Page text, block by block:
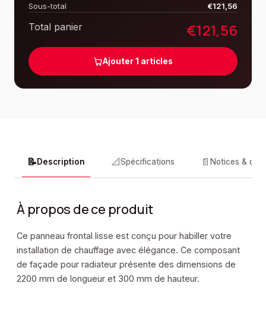
Sous-total
€121,56
Total panier €121,56
Ajouter1 articles
📝Description 📐Spécifications 📄 Notices &
À propos de ce produit
Ce panneau frontal lisse est conçu pour habiller votre
installation de chauffage avec élégance. Ce composant
de façade pour radiateur présente des dimensions de
2200 mm de longueur et 300 mm de hauteur.